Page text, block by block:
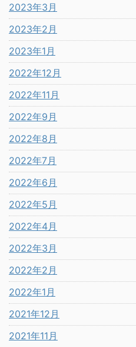
2023年3月
2023年2月
2023年1月
2022年12月
2022年11月
2022年9月
2022年8月
2022年7月
2022年6月
2022年5月
2022年4月
2022年3月
2022年2月
2022年1月
2021年12月
2021年11月